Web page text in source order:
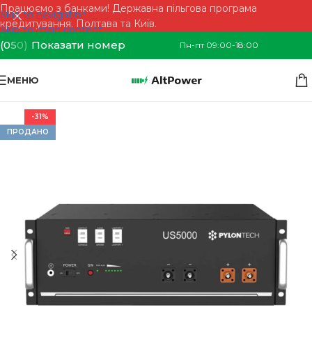
Skip to navigation
Skip to main content
Працюємо з банками! Державна пільгова програма
кредитування. Полтава та Київ.
(050) Показати номер Пн-пт 09:00-18:00
МЕНЮ
-31%
ПРОДАНО